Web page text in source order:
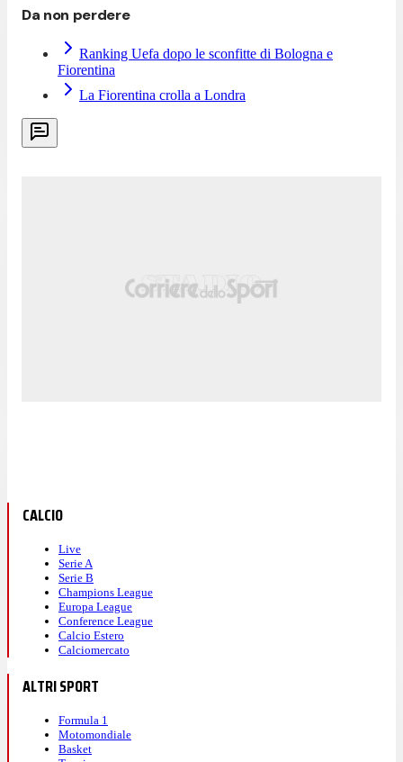
Da non perdere
Ranking Uefa dopo le sconfitte di Bologna e
Fiorentina
La Fiorentina crolla a Londra
CALCIO
Live
Serie A
Serie B
Champions League
Europa League
Conference League
Calcio Estero
Calciomercato
ALTRI SPORT
Formula 1
Motomondiale
Basket